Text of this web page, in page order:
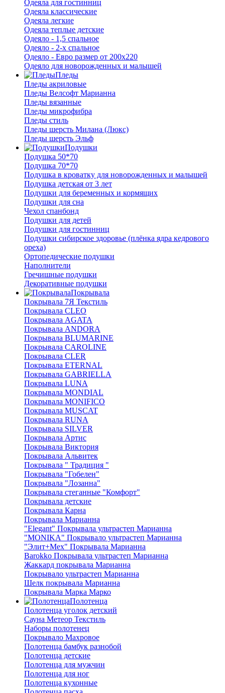
Одеяла для гостинниц
Одеяла классические
Одеяла легкие
Одеяла теплые детские
Одеяло - 1,5 спальное
Одеяло - 2-х спальное
Одеяло - Евро размер от 200х220
Одеяло для новорожденных и малышей
Пледы
Пледы акриловые
Пледы Велсофт Марианна
Пледы вязанные
Пледы микрофибра
Пледы стиль
Пледы шерсть Милана (Люкс)
Пледы шерсть Эльф
Подушки
Подушка 50*70
Подушка 70*70
Подушка в кроватку для новорожденных и малышей
Подушка детская от 3 лет
Подушки для беременных и кормящих
Подушки для сна
Чехол спанбонд
Подушки для детей
Подушки для гостинниц
Подушки сибирское здоровье (плёнка ядра кедрового
ореха)
Ортопедические подушки
Наполнители
Гречишные подушки
Декоративные подушки
Покрывала
Покрывала 7Я Текстиль
Покрывала CLEO
Покрывала AGATA
Покрывала ANDORA
Покрывала BLUMARINE
Покрывала CAROLINE
Покрывала CLER
Покрывала ETERNAL
Покрывала GABRIELLA
Покрывала LUNA
Покрывала MONDIAL
Покрывала MONIFICO
Покрывала MUSCAT
Покрывала RUNA
Покрывала SILVER
Покрывала Артис
Покрывала Виктория
Покрывала Альвитек
Покрывала " Традиция "
Покрывала "Гобелен"
Покрывала "Лозанна"
Покрывала стеганные "Комфорт"
Покрывала детские
Покрывала Карна
Покрывала Марианна
"Elegant" Покрывала ультрастеп Марианна
"MONIKA" Покрывало ультрастеп Марианна
"Элит+Мех" Покрывала Марианна
Barokko Покрывала ультрастеп Марианна
Жаккард покрывала Марианна
Покрывало ультрастеп Марианна
Шелк покрывала Марианна
Покрывала Марка Марко
Полотенца
Полотенца уголок детский
Сауна Метеор Текстиль
Наборы полотенец
Покрывало Махровое
Полотенца бамбук разнобой
Полотенца детские
Полотенца для мужчин
Полотенца для ног
Полотенца кухонные